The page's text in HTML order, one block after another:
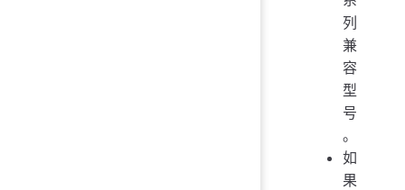
列
兼
容
型
号
。
如
果